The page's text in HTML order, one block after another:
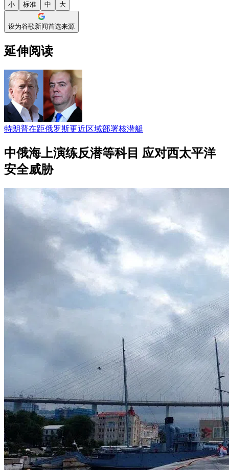
小 标准 中 大
设为谷歌新闻首选来源
延伸阅读
特朗普在距俄罗斯更近区域部署核潜艇
中俄海上演练反潜等科目 应对西太平洋
安全威胁